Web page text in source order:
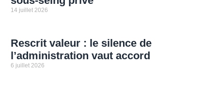
14 juillet 2026
Rescrit valeur : le silence de
l’administration vaut accord
6 juillet 2026